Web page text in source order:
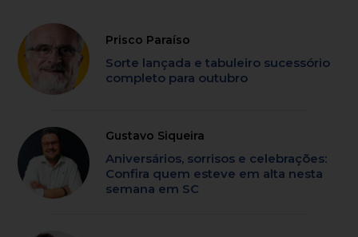
Prisco Paraíso
Sorte lançada e tabuleiro sucessório
completo para outubro
Gustavo Siqueira
Aniversários, sorrisos e celebrações:
Confira quem esteve em alta nesta
semana em SC